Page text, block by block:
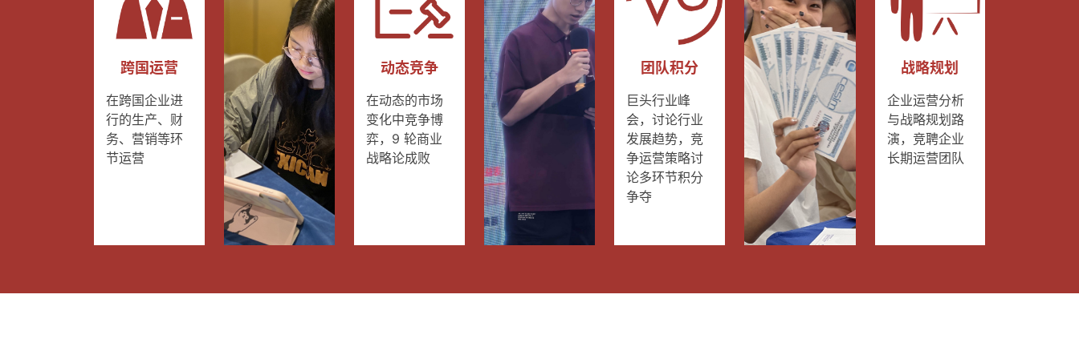
跨国运营
在跨国企业进
行的生产、财
务、营销等环
节运营
动态竞争
在动态的市场
变化中竞争博
弈，9 轮商业
战略论成败
团队积分
巨头行业峰
会，讨论行业
发展趋势，竞
争运营策略讨
论多环节积分
争夺
战略规划
企业运营分析
与战略规划路
演，竞聘企业
长期运营团队